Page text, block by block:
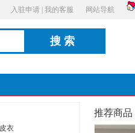
入驻申请 我的客服 网站导航
搜索
衣
推荐商品